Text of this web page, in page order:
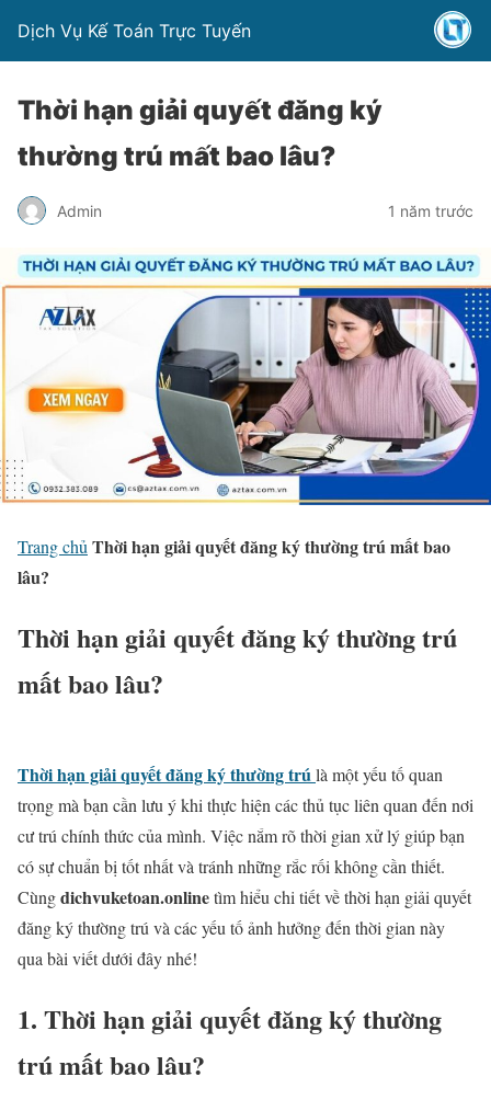
Dịch Vụ Kế Toán Trực Tuyến
Thời hạn giải quyết đăng ký
thường trú mất bao lâu?
Admin 1 năm trước
Trang chủ Thời hạn giải quyết đăng ký thường trú mất bao
lâu?
Thời hạn giải quyết đăng ký thường trú
mất bao lâu?
Thời hạn giải quyết đăng ký thường trúlà một yếu tố quan
trọng mà bạn cần lưu ý khi thực hiện các thủ tục liên quan đến nơi
cư trú chính thức của mình. Việc nắm rõ thời gian xử lý giúp bạn
có sự chuẩn bị tốt nhất và tránh những rắc rối không cần thiết.
Cùngdichvuketoan.onlinetìm hiểu chi tiết về thời hạn giải quyết
đăng ký thường trú và các yếu tố ảnh hưởng đến thời gian này
qua bài viết dưới đây nhé!
1. Thời hạn giải quyết đăng ký thường
trú mất bao lâu?